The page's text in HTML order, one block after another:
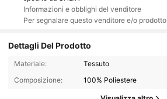
Informazioni e obblighi del venditore
Per segnalare questo venditore e/o prodotto
Dettagli Del Prodotto
Materiale:
Tessuto
Composizione:
100% Poliestere